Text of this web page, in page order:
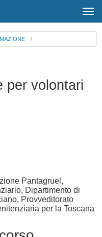
/
per volontari
Pantagruel,
Dipartimento di
Provveditorato
per la Toscana